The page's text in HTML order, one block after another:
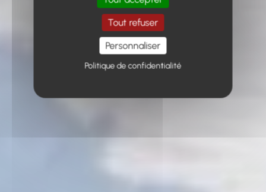
Tout refuser
Personnaliser
Politique de confidentialité